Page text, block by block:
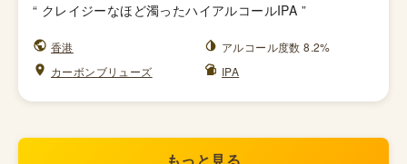
“ クレイジーなほど濁ったハイアルコールIPA ”
香港
アルコール度数 8.2%
カーボンブリューズ
IPA
もっと見る